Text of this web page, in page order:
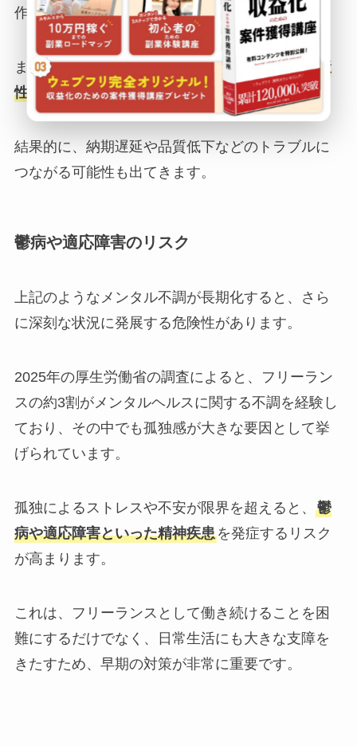
作業効率が落ちることを実感します。
また、判断力や問題解決能力も鈍り、仕事の生産
性が著しく低下する要因となります。
結果的に、納期遅延や品質低下などのトラブルに
つながる可能性も出てきます。
鬱病や適応障害のリスク
上記のようなメンタル不調が長期化すると、さら
に深刻な状況に発展する危険性があります。
2025年の厚生労働省の調査によると、フリーラン
スの約3割がメンタルヘルスに関する不調を経験し
ており、その中でも孤独感が大きな要因として挙
げられています。
孤独によるストレスや不安が限界を超えると、 鬱
病や適応障害といった精神疾患を発症するリスク
が高まります。
これは、フリーランスとして働き続けることを困
難にするだけでなく、日常生活にも大きな支障を
きたすため、早期の対策が非常に重要です。